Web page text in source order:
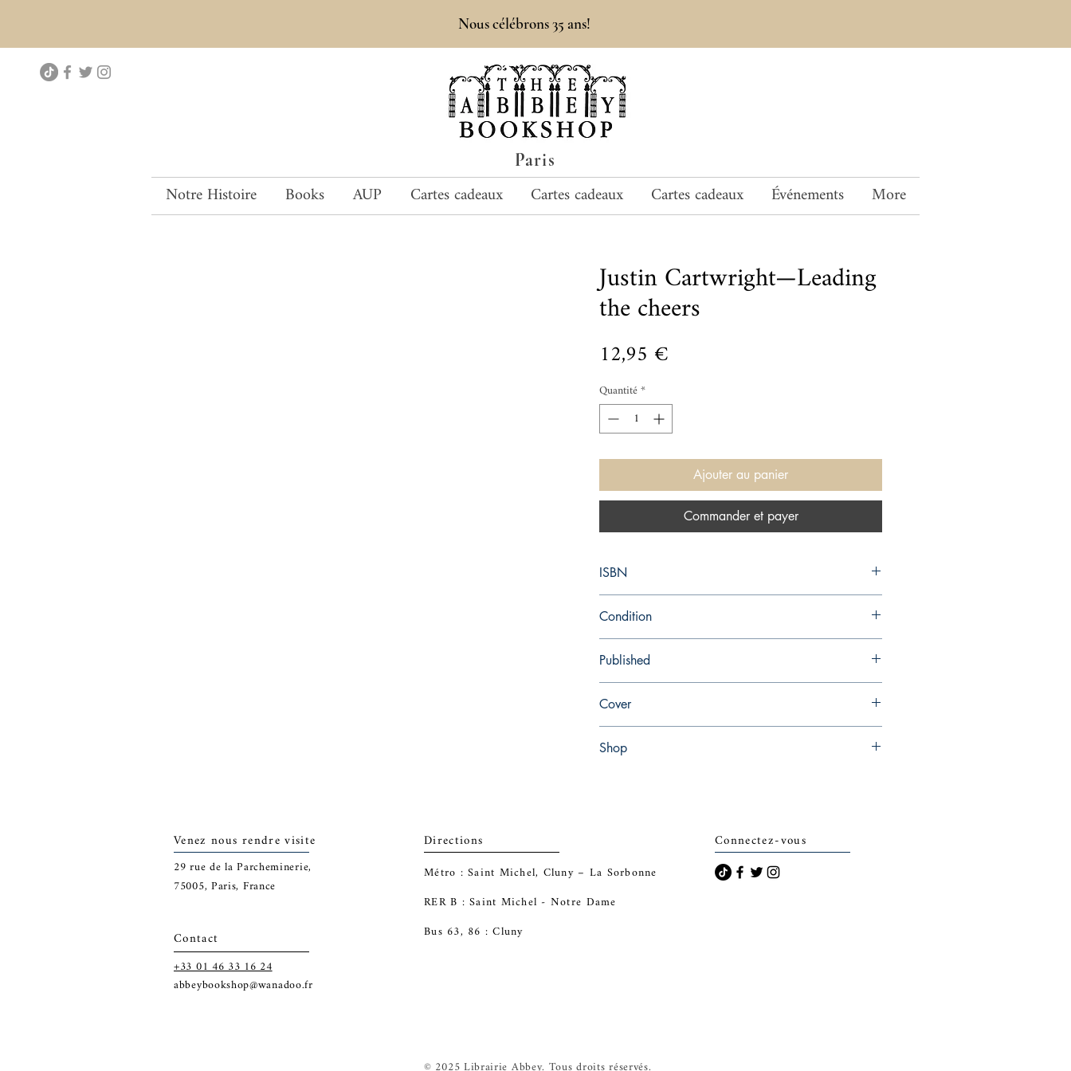
Paris
Nous célébrons 35 ans!
Notre Histoire Books AUP Cartes cadeaux Cartes cadeaux Cartes cadeaux Événements More
Justin Cartwright—Leading
the cheers
12,95 €
Quantité*
Ajouter au panier
Commander et payer
ISBN
Condition
Published
Cover
Shop
Venez nous rendre visite
29rue de la Parcheminerie,
75005, Paris, France
Contact
+33 01 46 33 16 24
abbeybookshop@wanadoo.fr
Directions
Métro : Saint Michel, Cluny – La Sorbonne
RER B : Saint Michel - Notre Dame
Bus 63, 86 : Cluny
Connectez-vous